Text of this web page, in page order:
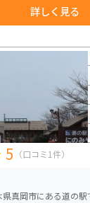
詳しく見る
5 （口コミ1件）
真岡市にある道の